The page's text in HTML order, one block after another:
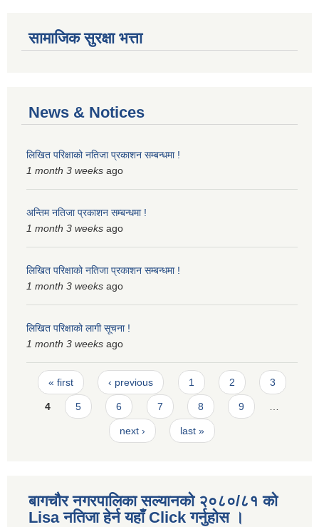
सामाजिक सुरक्षा भत्ता
News & Notices
लिखित परिक्षाको नतिजा प्रकाशन सम्बन्धमा !
1 month 3 weeks ago
अन्तिम नतिजा प्रकाशन सम्बन्धमा !
1 month 3 weeks ago
लिखित परिक्षाको नतिजा प्रकाशन सम्बन्धमा !
1 month 3 weeks ago
लिखित परिक्षाको लागी सूचना !
1 month 3 weeks ago
Pages
« first ‹ previous 1 2 3
4 5 6 7 8 9 …
next › last »
बागचौर नगरपालिका सल्यानको २०८०/८१ को
Lisa नतिजा हेर्न यहाँ Click गर्नुहोस ।